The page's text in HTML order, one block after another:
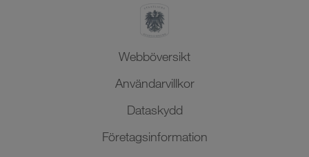
Webböversikt
Användarvillkor
Dataskydd
Företagsinformation